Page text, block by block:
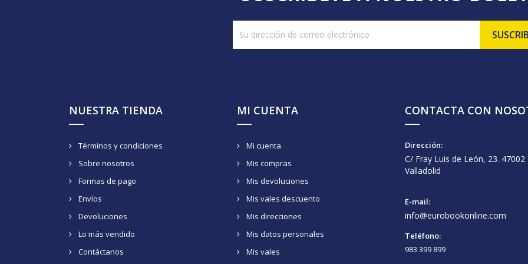
NUESTRA TIENDA
Términos y condiciones
Sobre nosotros
Formas de pago
Envíos
Devoluciones
Lo más vendido
Contáctanos
MI CUENTA
Mi cuenta
Mis compras
Mis devoluciones
Mis vales descuento
Mis direcciones
Mis datos personales
Mis vales
CONTACTA CON
Dirección:
C/ Fray Luis de León, 23. 47002
Valladolid
E-mail:
info@eurobookonline.com
Teléfono:
983 399 899